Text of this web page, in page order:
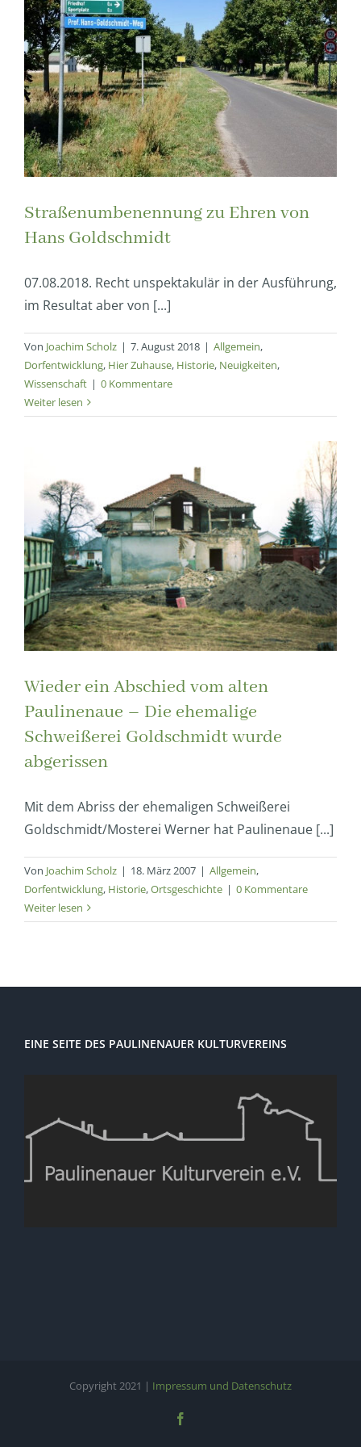
Straßenumbenennung zu Ehren von
Hans Goldschmidt
07.08.2018. Recht unspektakulär in der Ausführung,
im Resultat aber von [...]
Von Joachim Scholz | 7. August 2018 | Allgemein,
Dorfentwicklung, Hier Zuhause, Historie, Neuigkeiten,
Wissenschaft | 0 Kommentare
Weiter lesen
Wieder ein Abschied vom alten
Paulinenaue – Die ehemalige
Schweißerei Goldschmidt wurde
abgerissen
Mit dem Abriss der ehemaligen Schweißerei
Goldschmidt/Mosterei Werner hat Paulinenaue [...]
Von Joachim Scholz | 18. März 2007 | Allgemein,
Dorfentwicklung, Historie,Ortsgeschichte | 0 Kommentare
Weiter lesen
EINE SEITE DES PAULINENAUER KULTURVEREINS
Copyright 2021 | Impressum und Datenschutz